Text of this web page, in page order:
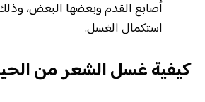
أصابع القدم وبعضها البعض،
استكمال الغسل.
كيفية غسل الشعر من